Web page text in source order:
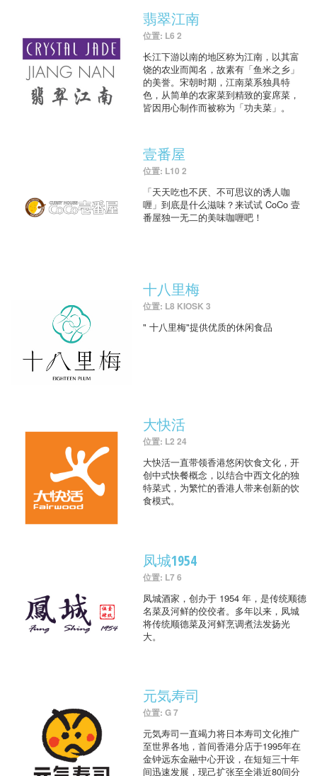
翡翠江南
位置: L6 2
长江下游以南的地区称为江南，以其富
饶的农业而闻名，故素有「鱼米之乡」
的美誉。宋朝时期，江南菜系独具特
色，从简单的农家菜到精致的宴席菜，
皆因用心制作而被称为「功夫菜」。
壹番屋
位置: L10 2
「天天吃也不厌、不可思议的诱人咖
喱」到底是什么滋味？来试试 CoCo 壹
番屋独一无二的美味咖喱吧！
十八里梅
位置: L8 KIOSK 3
" 十八里梅"提供优质的休闲食品
大快活
位置: L2 24
大快活一直带领香港悠闲饮食文化，开
创中式快餐概念，以结合中西文化的独
特菜式，为繁忙的香港人带来创新的饮
食模式。
凤城1954
位置: L7 6
凤城酒家，创办于 1954 年，是传统顺德
名菜及河鲜的佼佼者。多年以来，凤城
将传统顺德菜及河鲜烹调煮法发扬光
大。
元気寿司
位置: G 7
元気寿司一直竭力将日本寿司文化推广
至世界各地，首间香港分店于1995年在
金钟远东金融中心开设，在短短三十年
间迅速发展，现己扩张至全港近80间分